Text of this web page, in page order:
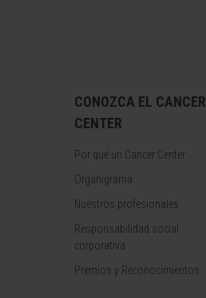
CONOZCA EL CANCER
CENTER
Por qué un Cancer Center
Organigrama
Nuestros profesionales
Responsabilidad social
corporativa
Premios y Reconocimientos